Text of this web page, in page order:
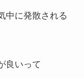
中に発散される
良いって